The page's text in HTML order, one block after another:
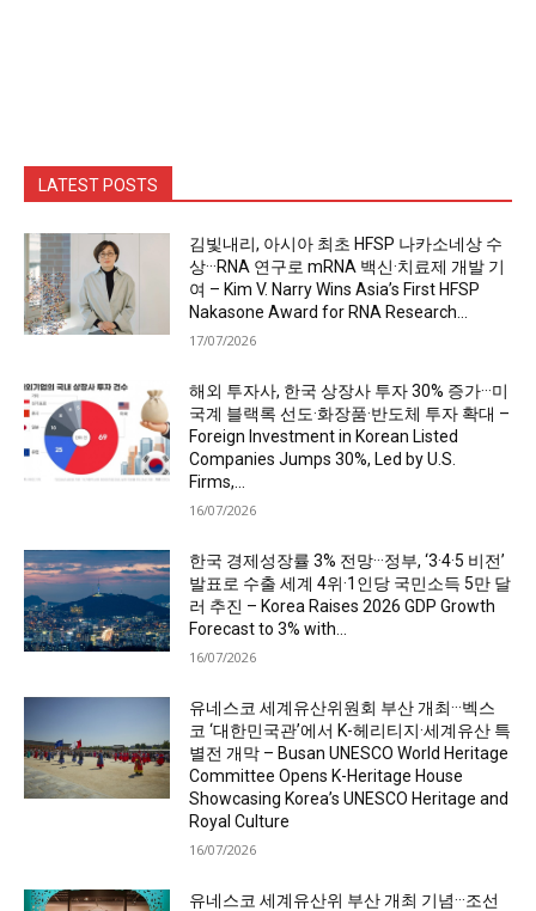
LATEST POSTS
김빛내리, 아시아 최초 HFSP 나카소네상 수
상···RNA 연구로 mRNA 백신·치료제 개발 기
여 – Kim V. Narry Wins Asia’s First HFSP
Nakasone Award for RNA Research...
17/07/2026
해외 투자사, 한국 상장사 투자 30% 증가···미
국계 블랙록 선도·화장품·반도체 투자 확대 –
Foreign Investment in Korean Listed
Companies Jumps 30%, Led by U.S.
Firms,...
16/07/2026
한국 경제성장률 3% 전망···정부, ‘3·4·5 비전’
발표로 수출 세계 4위·1인당 국민소득 5만 달
러 추진 – Korea Raises 2026 GDP Growth
Forecast to 3% with...
16/07/2026
유네스코 세계유산위원회 부산 개최···벡스
코 ‘대한민국관’에서 K-헤리티지·세계유산 특
별전 개막 – Busan UNESCO World Heritage
Committee Opens K-Heritage House
Showcasing Korea’s UNESCO Heritage and
Royal Culture
16/07/2026
유네스코 세계유산위 부산 개최 기념···조선